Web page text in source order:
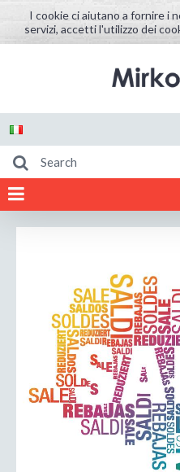
I cookie ci aiutano a fornire i
servizi, accetti l'utilizzo dei